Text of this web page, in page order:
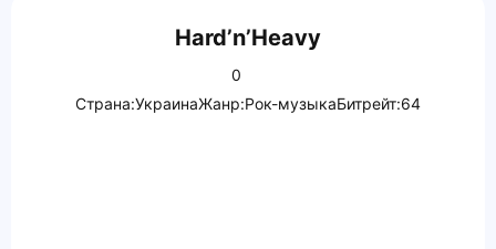
Hard’n’Heavy
0
Страна:УкраинаЖанр:Рок-музыкаБитрейт:64